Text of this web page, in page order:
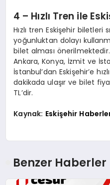
4 – Hızlı Tren ile
Hızlı tren Eskişehir biletleri
yoğunluktan dolayı
bilet alması önerilmektedir.
Ankara, Konya, İzmit ve
İstanbul’dan Eskişehir’e
dakikada ulaşır ve bilet
TL’dir.
Kaynak: Eskişehir
Benzer Haberler